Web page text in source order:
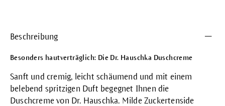
Beschreibung
Besonders hautverträglich: Die Dr. Hauschka Duschcreme
Sanft und cremig, leicht schäumend und mit einem
belebend spritzigen Duft begegnet Ihnen die
Duschcreme von Dr. Hauschka. Milde Zuckertenside